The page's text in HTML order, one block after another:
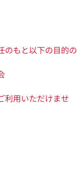
のもと以下の目的の
利用いただけませ